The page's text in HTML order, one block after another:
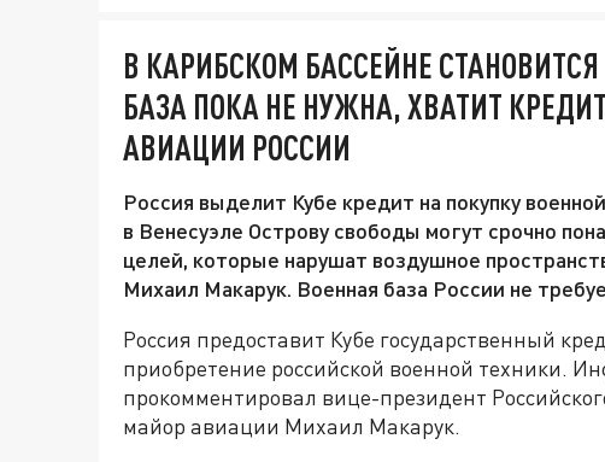
В КАРИБСКОМ БАССЕЙНЕ
БАЗА ПОКА НЕ НУЖНА, ХВАТИТ
АВИАЦИИ РОССИИ
Россия выделит Кубе кредит на покупку
в Венесуэле Острову свободы могут срочно
целей, которые нарушат воздушное
Михаил Макарук. Военная база России не
Россия предоставит Кубе государственный
приобретение российской военной техники.
прокомментировал вице-президент
майор авиации Михаил Макарук.